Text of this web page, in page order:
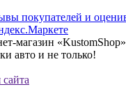
магазин «KustomShop»
авто и не только!